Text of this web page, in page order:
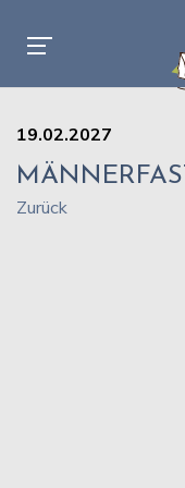
19.02.2027
Zurück